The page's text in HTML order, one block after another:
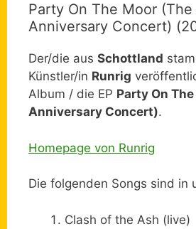
Party On The Moor
Anniversary Concert)
Der/die aus Schottland
Künstler/in Runrig
Album / die EP Party On
Anniversary Concert).
Homepage von Runrig
Die folgenden Songs sind in
Clash of the Ash (live)